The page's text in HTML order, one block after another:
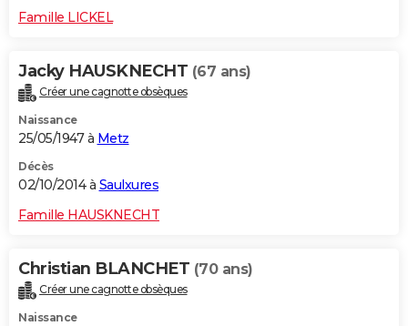
Famille LICKEL
Jacky HAUSKNECHT (67 ans)
Créer une cagnotte obsèques
Naissance
25/05/1947 à Metz
Décès
02/10/2014 à Saulxures
Famille HAUSKNECHT
Christian BLANCHET (70 ans)
Créer une cagnotte obsèques
Naissance